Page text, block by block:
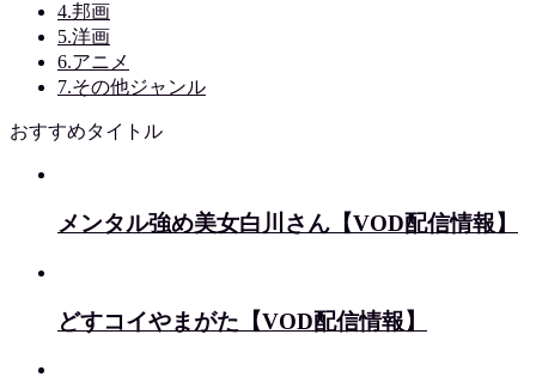
4.邦画
5.洋画
6.アニメ
7.その他ジャンル
おすすめタイトル
メンタル強め美女白川さん【VOD配信情報】
どすコイやまがた【VOD配信情報】